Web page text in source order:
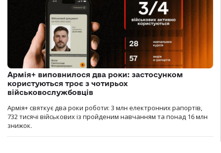
Армія+ виповнилося два роки: застосунком
користуються троє з чотирьох
військовослужбовців
Армія+ святкує два роки роботи: 3 млн електронних рапортів,
732 тисячі військових із пройденим навчанням та понад 16 млн
знижок.